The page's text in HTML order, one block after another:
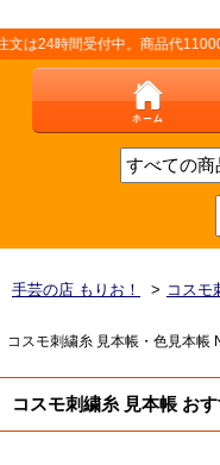
間受付中。商品代11000円
手芸の店 もりお！ > コスモ
コスモ刺繍糸 見本帳・色見本帳
コスモ刺繍糸 見本帳 お